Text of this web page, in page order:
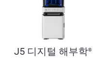
J5 디지털 해부학®